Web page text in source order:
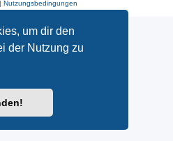
um dir den
der Nutzung zu
Nutzungsbedingungen